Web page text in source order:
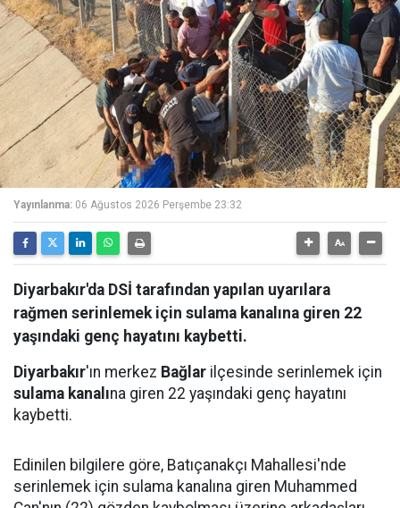
Yayınlanma: 06 Ağustos 2026 Perşembe 23:32
Diyarbakır'da DSİ tarafından yapılan uyarılara
rağmen serinlemek için sulama kanalına giren 22
yaşındaki genç hayatını kaybetti.
Diyarbakır'ın merkez Bağlar ilçesinde serinlemek için
sulama kanalına giren 22 yaşındaki genç hayatını
kaybetti.
Edinilen bilgilere göre, Batıçanakçı Mahallesi'nde
serinlemek için sulama kanalına giren Muhammed